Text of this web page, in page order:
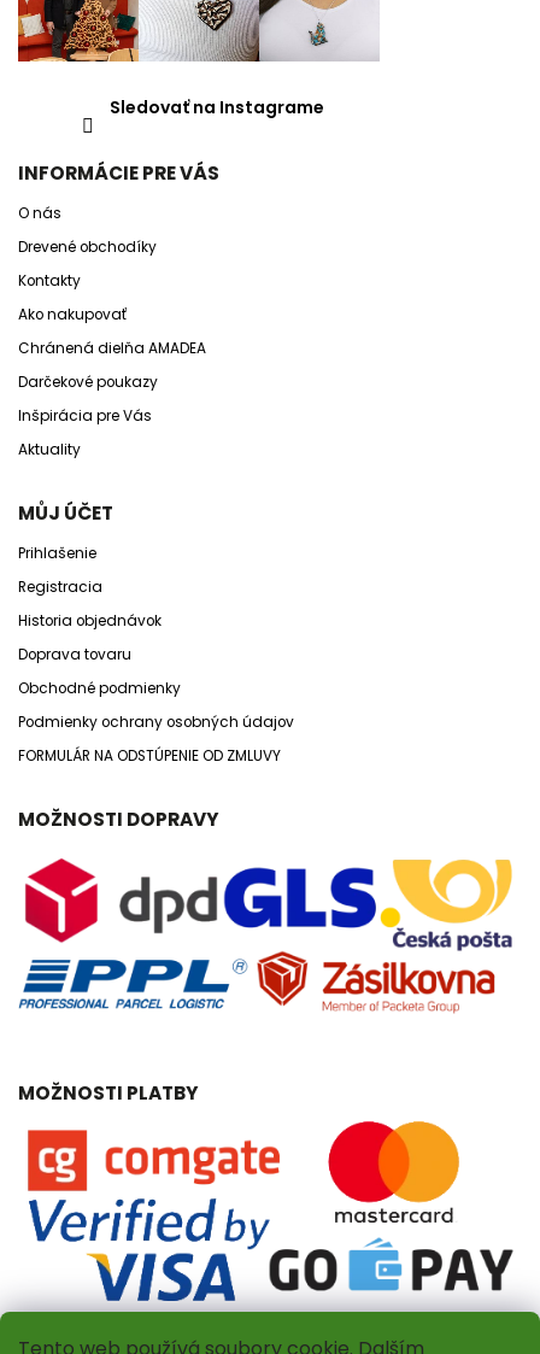
Sledovať na Instagrame
INFORMÁCIE PRE VÁS
O nás
Drevené obchodíky
Kontakty
Ako nakupovať
Chránená dielňa AMADEA
Darčekové poukazy
Inšpirácia pre Vás
Aktuality
MŮJ ÚČET
Prihlašenie
Registracia
Historia objednávok
Doprava tovaru
Obchodné podmienky
Podmienky ochrany osobných údajov
FORMULÁR NA ODSTÚPENIE OD ZMLUVY
MOŽNOSTI DOPRAVY
MOŽNOSTI PLATBY